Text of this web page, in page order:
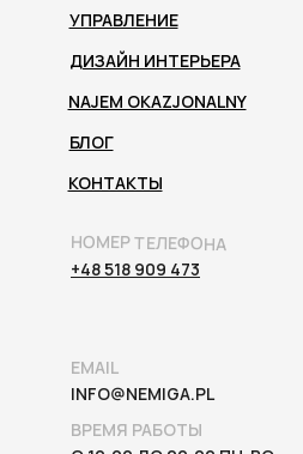
БЛОГ
NAJEM OKAZJONALNY
КОНТАКТЫ
НОМЕР ТЕЛЕФОНА
+48 518 909 473
EMAIL
INFO@NEMIGA.PL
ВРЕМЯ РАБОТЫ
УПРАВЛЕНИЕ
ДИЗАЙН ИНТЕРЬЕРА